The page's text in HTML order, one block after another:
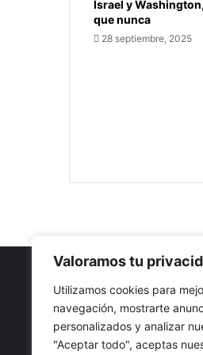
Valoramos tu
Utilizamos cookies para
navegación, mostrarte
personalizados y analizar
"Aceptar todo", aceptas
Israel y
que nunca
28 septiembre, 2025
Nuestro propósito:
con la mejor calidad y sin